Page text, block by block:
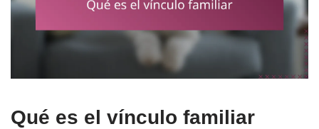
Qué es el vínculo familiar